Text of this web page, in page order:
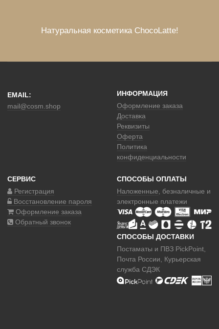
Натуральная косметика ChocoLatte!
EMAIL:
mail@cosm.shop
ИНФОРМАЦИЯ
Оформление заказа
Доставка
Реквизиты
Оферта
Политика
конфиденциальности
СЕРВИС
Регистрация
Восстановление пароля
Оформление заказа
Обратный звонок
СПОСОБЫ ОПЛАТЫ
Наложенные , безналичные и
электронные платежи
СПОСОБЫ ДОСТАВКИ
Постаматы и ПВЗ PickPoint,
Почта России, Курьерская
служба СДЭК